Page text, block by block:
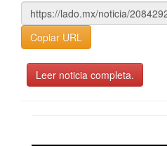
Copiar URL
Leer noticia completa.